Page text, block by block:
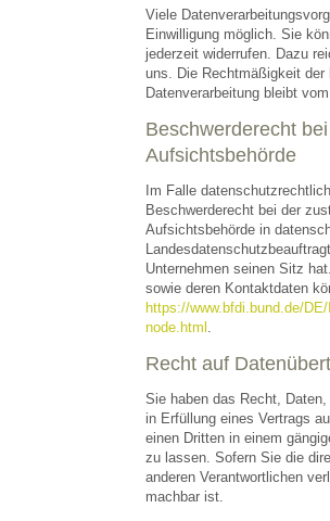
Viele
Einwilligung möglich. Sie
jederzeit widerrufen. Dazu
uns. Die Rechtmäßigkeit
Datenverarbeitung bleibt
Beschwerderecht
Aufsichtsbehörde
Im Falle
Beschwerderecht bei der
Aufsichtsbehörde in
Unternehmen seinen Sitz
sowie deren Kontaktdaten
https://www.bfdi.bund.de/
node.html .
Recht auf
Sie haben das Recht,
in Erfüllung eines Vertrags
einen Dritten in einem
zu lassen. Sofern Sie die
anderen Verantwortlichen
machbar ist.